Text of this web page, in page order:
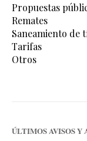
Propuestas
Remates
Saneamiento de
Tarifas
Otros
ÚLTIMOS AVISOS Y